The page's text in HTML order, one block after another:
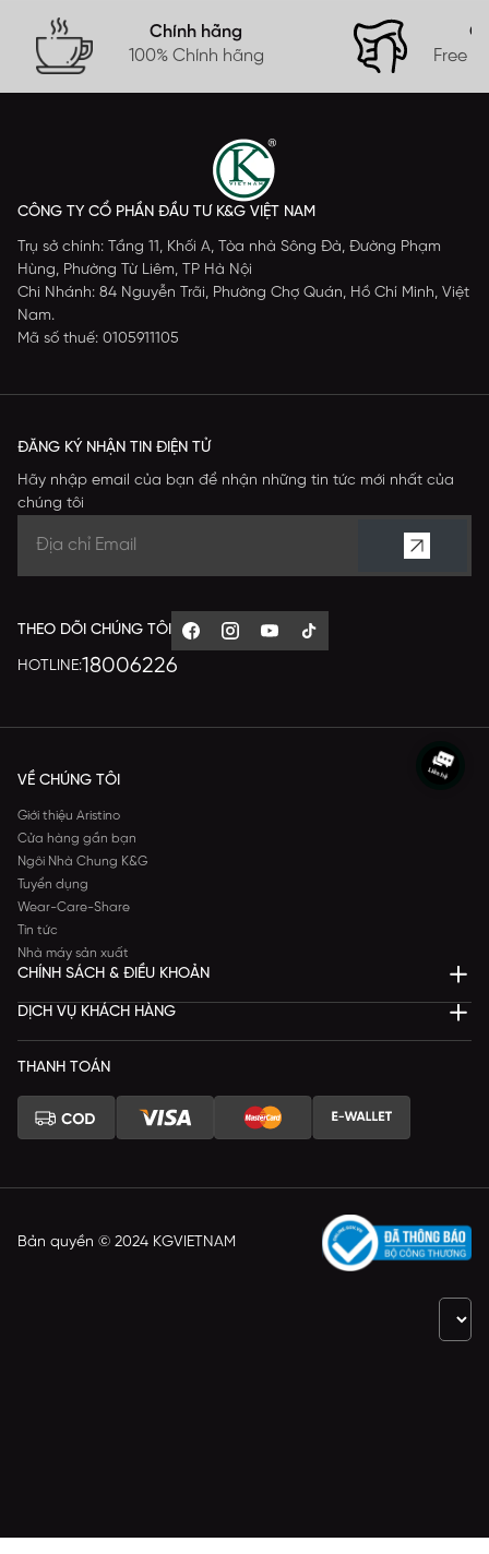
Chính hãng
100% Chính hãng
Free
CÔNG TY CỔ PHẦN ĐẦU TƯ K&G VIỆT NAM
Trụ sở chính: Tầng 11, Khối A, Tòa nhà Sông Đà, Đường Phạm
Hùng, Phường Từ Liêm, TP Hà Nội
Chi Nhánh: 84 Nguyễn Trãi, Phường Chợ Quán, Hồ Chí Minh, Việt
Nam.
Mã số thuế: 0105911105
ĐĂNG KÝ NHẬN TIN ĐIỆN TỬ
Hãy nhập email của bạn để nhận những tin tức mới nhất của
chúng tôi
THEO DÕI CHÚNG TÔI
HOTLINE:18006226
VỀ CHÚNG TÔI
Giới thiệu Aristino
Cửa hàng gần bạn
Ngôi Nhà Chung K&G
Tuyển dụng
Wear-Care-Share
Tin tức
Nhà máy sản xuất
CHÍNH SÁCH & ĐIỀU KHOẢN
DỊCH VỤ KHÁCH HÀNG
THANH TOÁN
Bản quyền © 2024 KGVIETNAM